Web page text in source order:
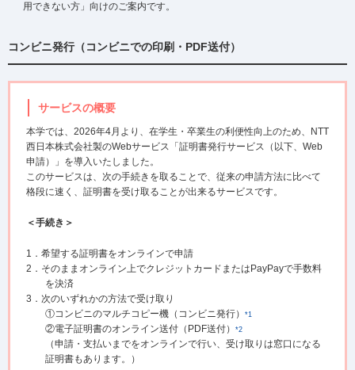
用できない方」向けのご案内です。
コンビニ発行（コンビニでの印刷・PDF送付）
サービスの概要
本学では、2026年4月より、在学生・卒業生の利便性向上のため、NTT
西日本株式会社製のWebサービス「証明書発行サービス（以下、Web
申請）」を導入いたしました。
このサービスは、次の手続きを取ることで、従来の申請方法に比べて
格段に速く、証明書を受け取ることが出来るサービスです。
＜手続き＞
1．希望する証明書をオンラインで申請
2．そのままオンライン上でクレジットカードまたはPayPayで手数料
を決済
3．次のいずれかの方法で受け取り
①コンビニのマルチコピー機（コンビニ発行）
*1
②電子証明書のオンライン送付（PDF送付） *2
（申請・支払いまでをオンラインで行い、受け取りは窓口になる
証明書もあります。）